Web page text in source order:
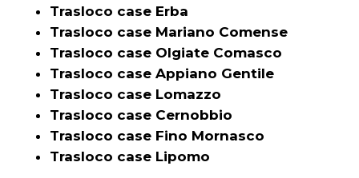
Trasloco case Erba
Trasloco case Mariano Comense
Trasloco case Olgiate Comasco
Trasloco case Appiano Gentile
Trasloco case Lomazzo
Trasloco case Cernobbio
Trasloco case Fino Mornasco
Trasloco case Lipomo